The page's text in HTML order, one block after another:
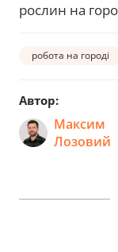
рослин на
робота на городі
Автор:
Максим
Лозовий